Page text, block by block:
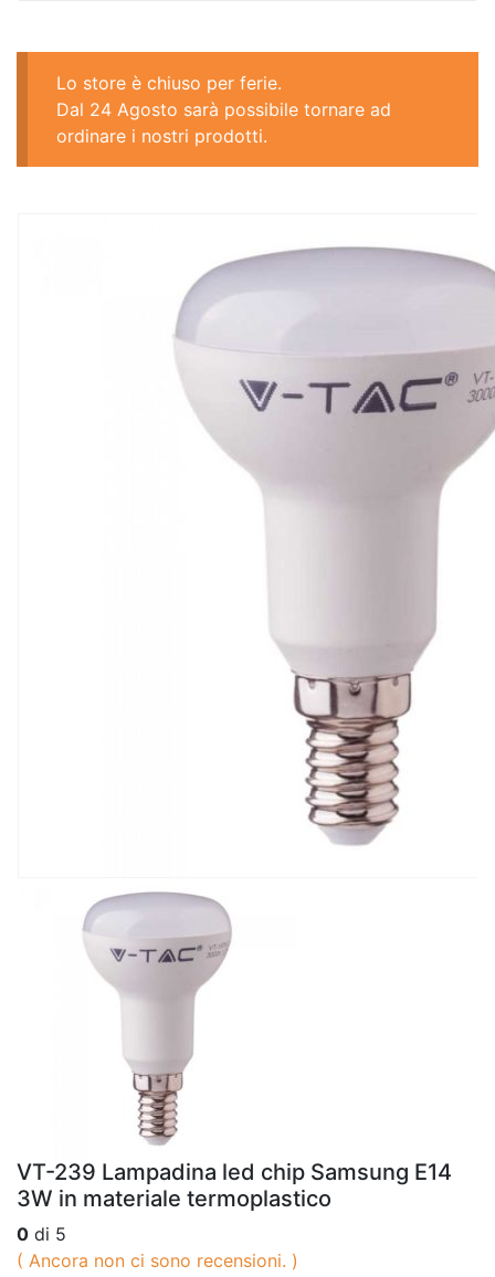
Lo store è chiuso per ferie.
Dal 24 Agosto sarà possibile tornare ad
ordinare i nostri prodotti.
VT-239 Lampadina led chip Samsung E14
3W in materiale termoplastico
0 di 5
( Ancora non ci sono recensioni. )